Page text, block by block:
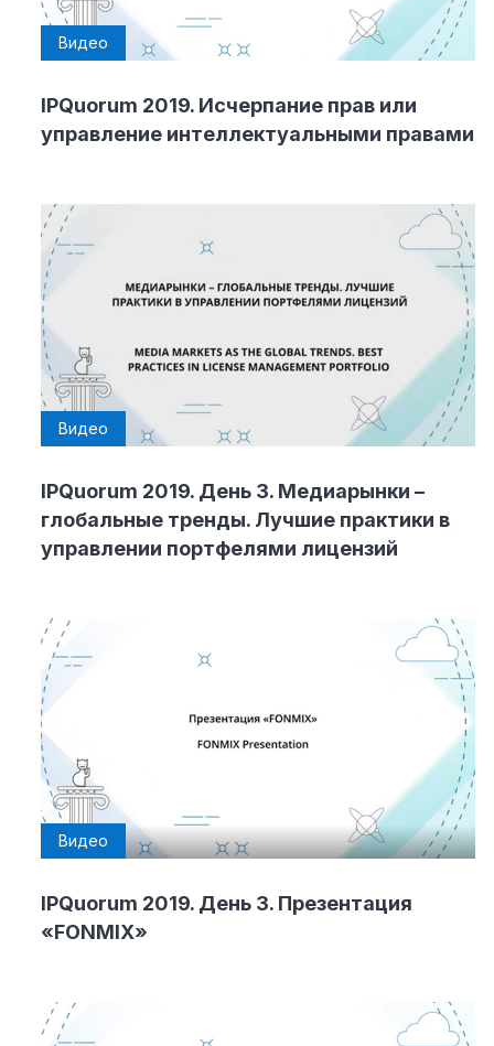
Видео
IPQuorum 2019. Исчерпание прав или
управление интеллектуальными правами
Видео
IPQuorum 2019. День 3. Медиарынки –
глобальные тренды. Лучшие практики в
управлении портфелями лицензий
Видео
IPQuorum 2019. День 3. Презентация
«FONMIX»